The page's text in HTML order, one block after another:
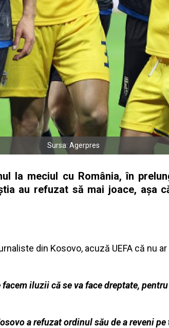
Sursa: Agerpres
la meciul cu România, în
au refuzat să mai joace, aşa
din Kosovo, acuză UEFA că nu
iluzii că se va face dreptate,
a refuzat ordinul său de a reveni